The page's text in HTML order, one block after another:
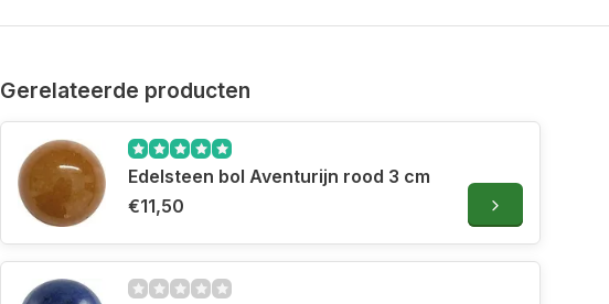
Gerelateerde producten
Edelsteen bol Aventurijn rood 3 cm
€11,50